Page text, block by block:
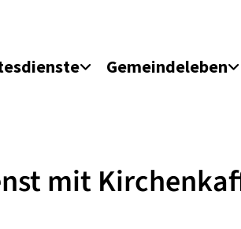
Gemeindeleben
mit